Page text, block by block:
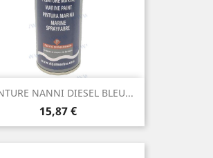
NANNI DIESEL BLEU...
Prix
15,87 €